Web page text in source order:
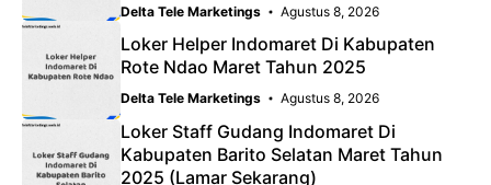
Delta Tele Marketings Agustus 8, 2026
Loker Helper Indomaret Di Kabupaten
Rote Ndao Maret Tahun 2025
Delta Tele Marketings Agustus 8, 2026
Loker Staff Gudang Indomaret Di
Kabupaten Barito Selatan Maret Tahun
2025 (Lamar Sekarang)